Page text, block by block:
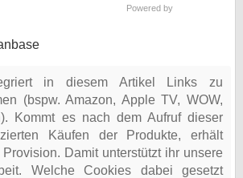
Powered by
in diesem Artikel Links zu
(bspw. Amazon, Apple TV, WOW,
Kommt es nach dem Aufruf dieser
Käufen der Produkte, erhält
Damit unterstützt ihr unsere
Welche Cookies dabei gesetzt